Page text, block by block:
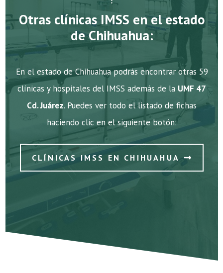
Otras clínicas IMSS en el estado
de Chihuahua:
En el estado de Chihuahua podrás encontrar otras 59
clínicas y hospitales del IMSS además de la UMF 47
Cd. Juárez. Puedes ver todo el listado de fichas
haciendo clic en el siguiente botón:
CLÍNICAS IMSS EN CHIHUAHUA